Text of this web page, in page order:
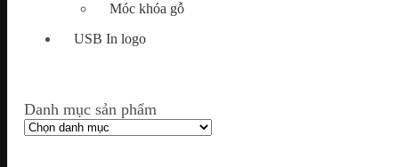
Móc khóa gỗ
USB In logo
Danh mục sản phẩm